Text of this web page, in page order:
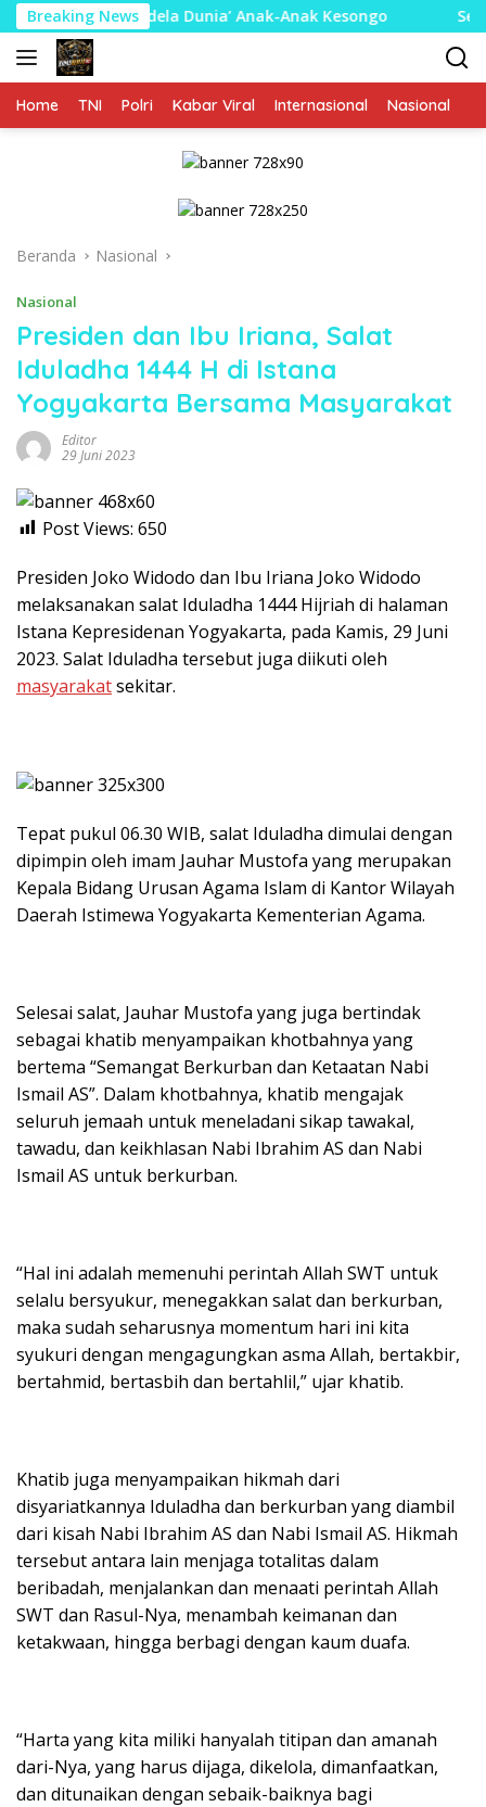
Langsung
ke
konten
Breaking News
‘Jendela Dunia’ Anak-Anak Kesongo Sentuh Hati
Home TNI Polri Kabar Viral Internasional Nasional
Beranda Nasional
Nasional
Presiden dan Ibu Iriana, Salat
Iduladha 1444 H di Istana
Yogyakarta Bersama Masyarakat
Editor
29 Juni 2023
Post Views: 650
Presiden Joko Widodo dan Ibu Iriana Joko Widodo
melaksanakan salat Iduladha 1444 Hijriah di halaman
Istana Kepresidenan Yogyakarta, pada Kamis, 29 Juni
2023. Salat Iduladha tersebut juga diikuti oleh
masyarakatsekitar.
Tepat pukul 06.30 WIB, salat Iduladha dimulai dengan
dipimpin oleh imam Jauhar Mustofa yang merupakan
Kepala Bidang Urusan Agama Islam di Kantor Wilayah
Daerah Istimewa Yogyakarta Kementerian Agama.
Selesai salat, Jauhar Mustofa yang juga bertindak
sebagai khatib menyampaikan khotbahnya yang
bertema “Semangat Berkurban dan Ketaatan Nabi
Ismail AS”. Dalam khotbahnya, khatib mengajak
seluruh jemaah untuk meneladani sikap tawakal,
tawadu, dan keikhlasan Nabi Ibrahim AS dan Nabi
Ismail AS untuk berkurban.
“Hal ini adalah memenuhi perintah Allah SWT untuk
selalu bersyukur, menegakkan salat dan berkurban,
maka sudah seharusnya momentum hari ini kita
syukuri dengan mengagungkan asma Allah, bertakbir,
bertahmid, bertasbih dan bertahlil,” ujar khatib.
Khatib juga menyampaikan hikmah dari
disyariatkannya Iduladha dan berkurban yang diambil
dari kisah Nabi Ibrahim AS dan Nabi Ismail AS. Hikmah
tersebut antara lain menjaga totalitas dalam
beribadah, menjalankan dan menaati perintah Allah
SWT dan Rasul-Nya, menambah keimanan dan
ketakwaan, hingga berbagi dengan kaum duafa.
“Harta yang kita miliki hanyalah titipan dan amanah
dari-Nya, yang harus dijaga, dikelola, dimanfaatkan,
dan ditunaikan dengan sebaik-baiknya bagi